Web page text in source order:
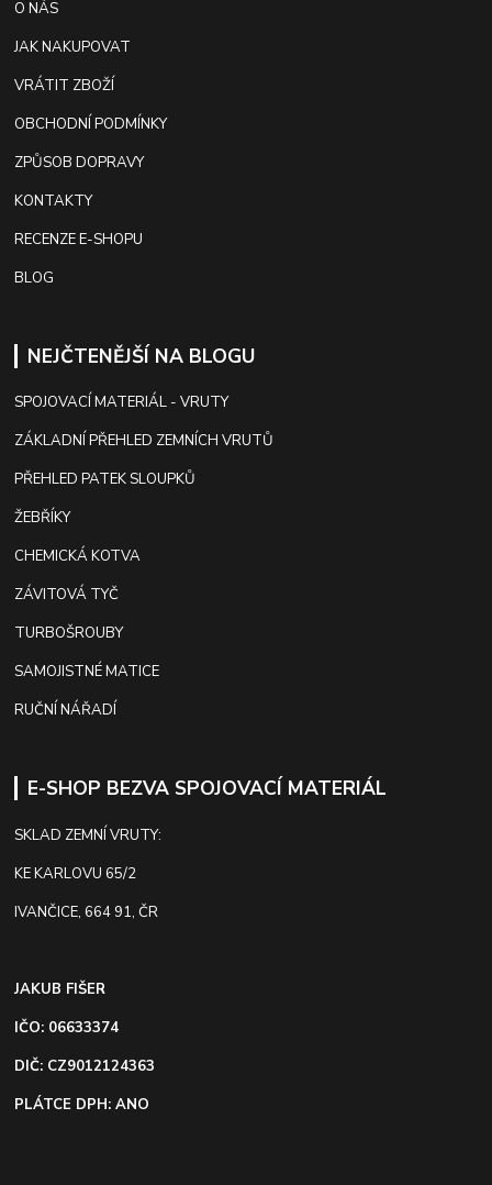
O NÁS
JAK NAKUPOVAT
VRÁTIT ZBOŽÍ
OBCHODNÍ PODMÍNKY
ZPŮSOB DOPRAVY
KONTAKTY
RECENZE E-SHOPU
BLOG
NEJČTENĚJŠÍ NA BLOGU
SPOJOVACÍ MATERIÁL - VRUTY
ZÁKLADNÍ PŘEHLED ZEMNÍCH VRUTŮ
PŘEHLED PATEK SLOUPKŮ
ŽEBŘÍKY
CHEMICKÁ KOTVA
ZÁVITOVÁ TYČ
TURBOŠROUBY
SAMOJISTNÉ MATICE
RUČNÍ NÁŘADÍ
E-SHOP BEZVA SPOJOVACÍ MATERIÁL
SKLAD ZEMNÍ VRUTY:
KE KARLOVU 65/2
IVANČICE, 664 91, ČR
JAKUB FIŠER
IČO: 06633374
DIČ: CZ9012124363
PLÁTCE DPH: ANO